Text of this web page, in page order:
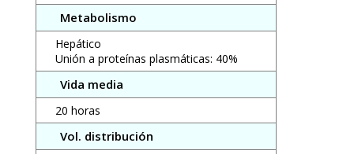
Metabolismo
Hepático
Unión a proteínas plasmáticas: 40%
Vida media
20 horas
Vol. distribución